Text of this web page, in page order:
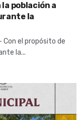
población a
la
Con el propósito de
la...